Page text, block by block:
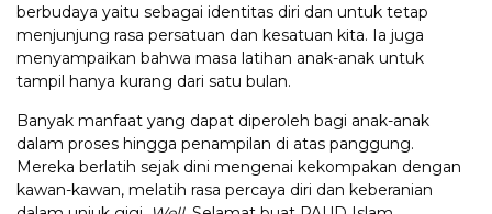
berbudaya yaitu sebagai identitas diri dan untuk tetap
menjunjung rasa persatuan dan kesatuan kita. Ia juga
menyampaikan bahwa masa latihan anak-anak untuk
tampil hanya kurang dari satu bulan.
Banyak manfaat yang dapat diperoleh bagi anak-anak
dalam proses hingga penampilan di atas panggung.
Mereka berlatih sejak dini mengenai kekompakan dengan
kawan-kawan, melatih rasa percaya diri dan keberanian